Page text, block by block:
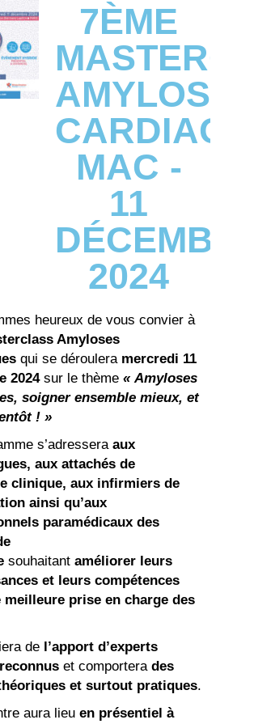
7ÈME
MAC -
11
2024
heureux de vous convier à
Amyloses
qui se déroulera mercredi 11
2024sur le thème « Amyloses
soigner ensemble mieux, et
! »
s’adressera aux
aux attachés de
clinique, aux infirmiers de
ainsi qu’aux
paramédicaux des
souhaitant améliorer leurs
et leurs compétences
meilleure prise en charge des
de l’apport d’experts
et comportera des
et surtout pratiques.
aura lieu en présentiel à